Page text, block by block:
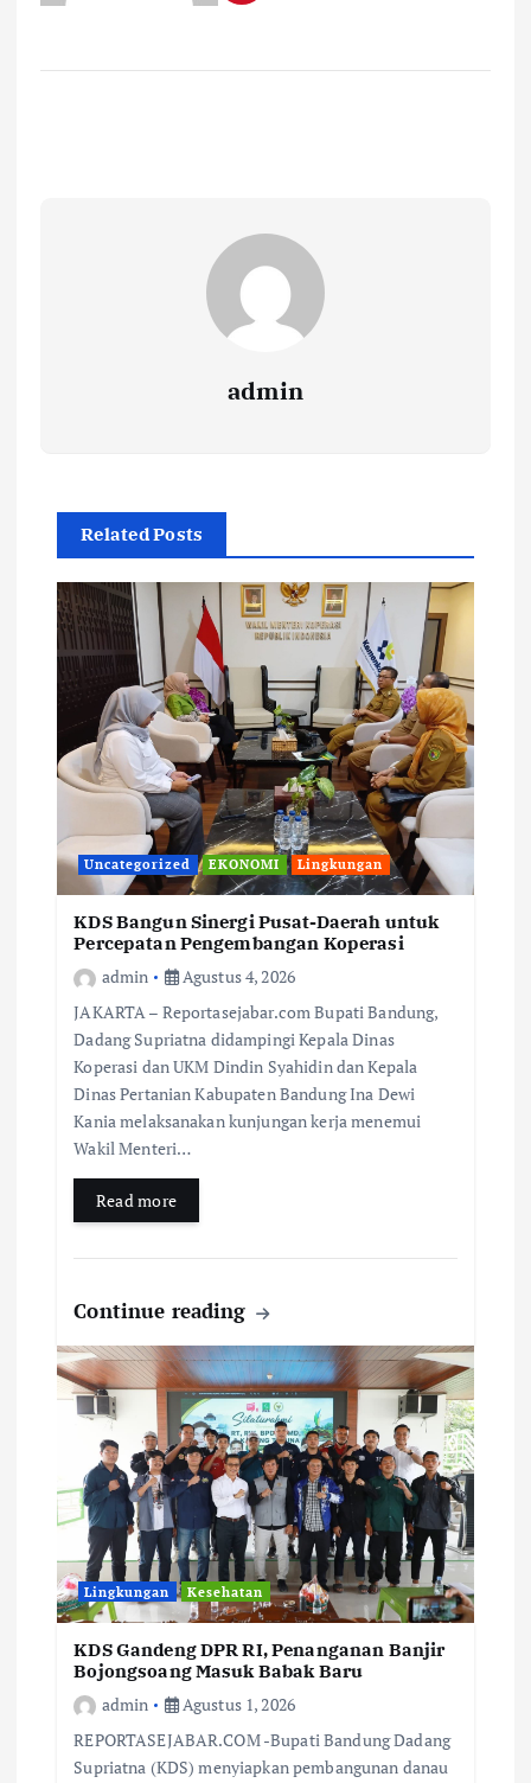
admin
Related Posts
Uncategorized EKONOMI Lingkungan
KDS Bangun Sinergi Pusat-Daerah untuk
Percepatan Pengembangan Koperasi
admin
Agustus 4, 2026
JAKARTA – Reportasejabar.com Bupati Bandung,
Dadang Supriatna didampingi Kepala Dinas
Koperasi dan UKM Dindin Syahidin dan Kepala
Dinas Pertanian Kabupaten Bandung Ina Dewi
Kania melaksanakan kunjungan kerja menemui
Wakil Menteri…
Read more
Continue reading
Lingkungan Kesehatan
KDS Gandeng DPR RI, Penanganan Banjir
Bojongsoang Masuk Babak Baru
admin
Agustus 1, 2026
REPORTASEJABAR.COM -Bupati Bandung Dadang
Supriatna (KDS) menyiapkan pembangunan danau